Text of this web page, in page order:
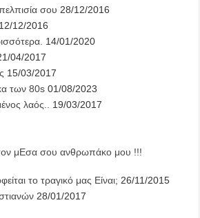
σου 28/12/2016
12/12/2016
14/01/2020
04/2017
15/03/2017
των 80s 01/08/2023
λαός..
19/03/2017
μΕσα σου ανθρωπάκο μου !!!
το τραγικό μας Είναι; 26/11/2015
28/01/2017